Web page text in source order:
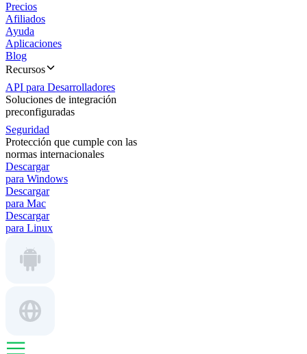
Precios
Afiliados
Ayuda
Aplicaciones
Blog
Recursos
API para Desarrolladores
Soluciones de integración
preconfiguradas
Seguridad
Protección que cumple con las
normas internacionales
Descargar
para Windows
Descargar
para Mac
Descargar
para Linux